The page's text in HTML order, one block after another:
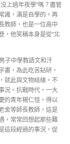
上過年夜學”嗎？盡管
識，滿是自學的。再
教師，也是一位高中
，他笑稱本身是從“北
子中學教語文和汗
畫，為此吃苦鉆研，
就此與文物結緣。不
況。抗戰時代，一大
的青年楊仁愷，得以
舍等師長教師，這是
，常常回想起那些難
這段經過的事況，促